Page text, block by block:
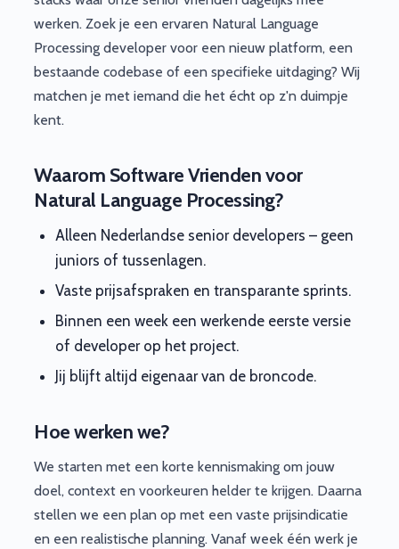
werken. Zoek je een ervaren Natural Language
Processing developer voor een nieuw platform, een
bestaande codebase of een specifieke uitdaging? Wij
matchen je met iemand die het écht op z'n duimpje
kent.
Waarom Software Vrienden voor
Natural Language Processing?
Alleen Nederlandse senior developers – geen
juniors of tussenlagen.
Vaste prijsafspraken en transparante sprints.
Binnen een week een werkende eerste versie
of developer op het project.
Jij blijft altijd eigenaar van de broncode.
Hoe werken we?
We starten met een korte kennismaking om jouw
doel, context en voorkeuren helder te krijgen. Daarna
stellen we een plan op met een vaste prijsindicatie
en een realistische planning. Vanaf week één werk je